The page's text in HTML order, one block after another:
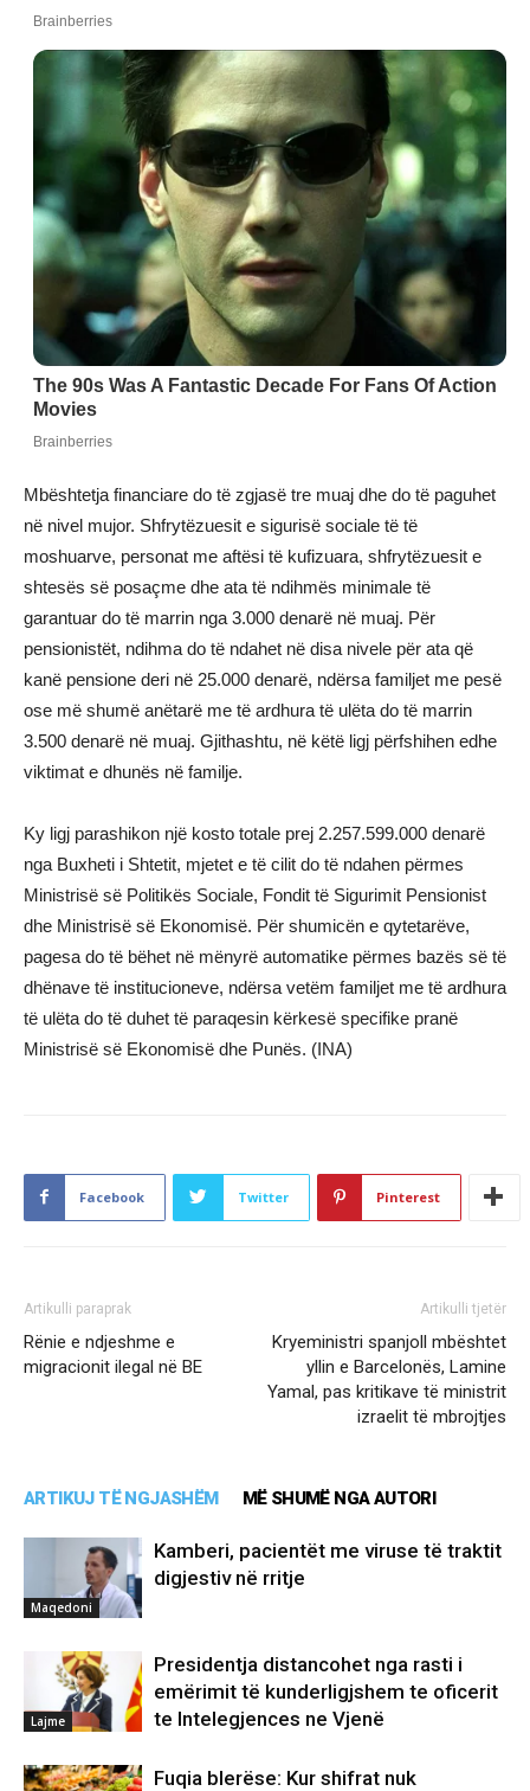
Mbështetja financiare do të zgjasë tre muaj dhe do të paguhet
në nivel mujor. Shfrytëzuesit e sigurisë sociale të të
moshuarve, personat me aftësi të kufizuara, shfrytëzuesit e
shtesës së posaçme dhe ata të ndihmës minimale të
garantuar do të marrin nga 3.000 denarë në muaj. Për
pensionistët, ndihma do të ndahet në disa nivele për ata që
kanë pensione deri në 25.000 denarë, ndërsa familjet me pesë
ose më shumë anëtarë me të ardhura të ulëta do të marrin
3.500 denarë në muaj. Gjithashtu, në këtë ligj përfshihen edhe
viktimat e dhunës në familje.
Ky ligj parashikon një kosto totale prej 2.257.599.000 denarë
nga Buxheti i Shtetit, mjetet e të cilit do të ndahen përmes
Ministrisë së Politikës Sociale, Fondit të Sigurimit Pensionist
dhe Ministrisë së Ekonomisë. Për shumicën e qytetarëve,
pagesa do të bëhet në mënyrë automatike përmes bazës së të
dhënave të institucioneve, ndërsa vetëm familjet me të ardhura
të ulëta do të duhet të paraqesin kërkesë specifike pranë
Ministrisë së Ekonomisë dhe Punës. (INA)
Facebook Twitter Pinterest
Artikulli paraprak
Rënie e ndjeshme e
migracionit ilegal në BE
Artikulli tjetër
Kryeministri spanjoll mbështet
yllin e Barcelonës, Lamine
Yamal, pas kritikave të ministrit
izraelit të mbrojtjes
ARTIKUJ TË NGJASHËM MË SHUMË NGA AUTORI
Maqedoni
Kamberi, pacientët me viruse të traktit
digjestiv në rritje
Lajme
Presidentja distancohet nga rasti i
emërimit të kunderligjshem te oficerit
te Intelegjences ne Vjenë
Fuqia blerëse: Kur shifrat nuk